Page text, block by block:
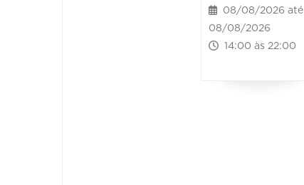
08/08/2026 até
08/08/2026
14:00 às 22:00